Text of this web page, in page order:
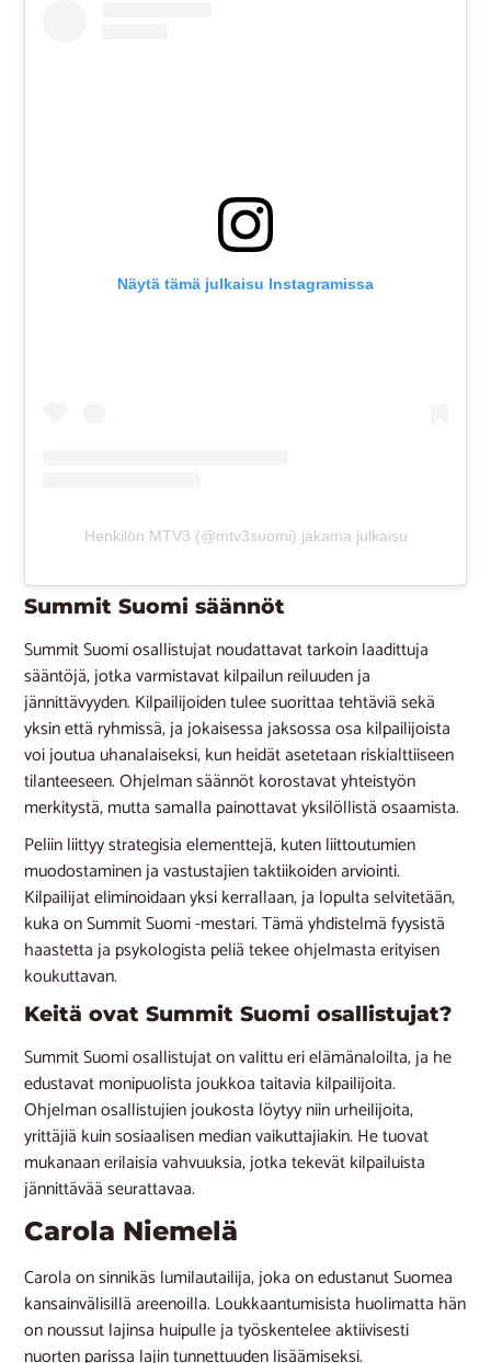
Näytä tämä julkaisu Instagramissa
Henkilön MTV3 (@mtv3suomi) jakama julkaisu
Summit Suomi säännöt
Summit Suomi osallistujat noudattavat tarkoin laadittuja
sääntöjä, jotka varmistavat kilpailun reiluuden ja
jännittävyyden. Kilpailijoiden tulee suorittaa tehtäviä sekä
yksin että ryhmissä, ja jokaisessa jaksossa osa kilpailijoista
voi joutua uhanalaiseksi, kun heidät asetetaan riskialttiiseen
tilanteeseen. Ohjelman säännöt korostavat yhteistyön
merkitystä, mutta samalla painottavat yksilöllistä osaamista.
Peliin liittyy strategisia elementtejä, kuten liittoutumien
muodostaminen ja vastustajien taktiikoiden arviointi.
Kilpailijat eliminoidaan yksi kerrallaan, ja lopulta selvitetään,
kuka on Summit Suomi -mestari. Tämä yhdistelmä fyysistä
haastetta ja psykologista peliä tekee ohjelmasta erityisen
koukuttavan.
Keitä ovat Summit Suomi osallistujat?
Summit Suomi osallistujat on valittu eri elämänaloilta, ja he
edustavat monipuolista joukkoa taitavia kilpailijoita.
Ohjelman osallistujien joukosta löytyy niin urheilijoita,
yrittäjiä kuin sosiaalisen median vaikuttajiakin. He tuovat
mukanaan erilaisia vahvuuksia, jotka tekevät kilpailuista
jännittävää seurattavaa.
Carola Niemelä
Carola on sinnikäs lumilautailija, joka on edustanut Suomea
kansainvälisillä areenoilla. Loukkaantumisista huolimatta hän
on noussut lajinsa huipulle ja työskentelee aktiivisesti